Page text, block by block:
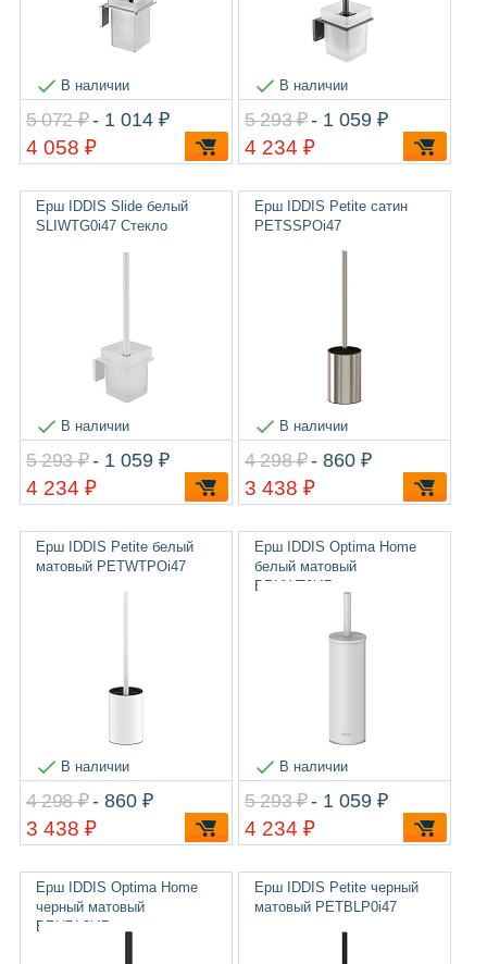
В наличии
5 072 ₽ - 1 014 ₽
4 058 ₽
В наличии
5 293 ₽ - 1 059 ₽
4 234 ₽
Ерш IDDIS Slide белый
SLIWTG0i47 Стекло
В наличии
5 293 ₽ - 1 059 ₽
4 234 ₽
Ерш IDDIS Petite сатин
PETSSPOi47
В наличии
4 298 ₽ - 860 ₽
3 438 ₽
Ерш IDDIS Petite белый
матовый PETWTPOi47
В наличии
4 298 ₽ - 860 ₽
3 438 ₽
Ерш IDDIS Optima Home
белый матовый
BRUWT0i47
В наличии
5 293 ₽ - 1 059 ₽
4 234 ₽
Ерш IDDIS Optima Home
черный матовый
BRUBL0i47
Ерш IDDIS Petite черный
матовый PETBLP0i47